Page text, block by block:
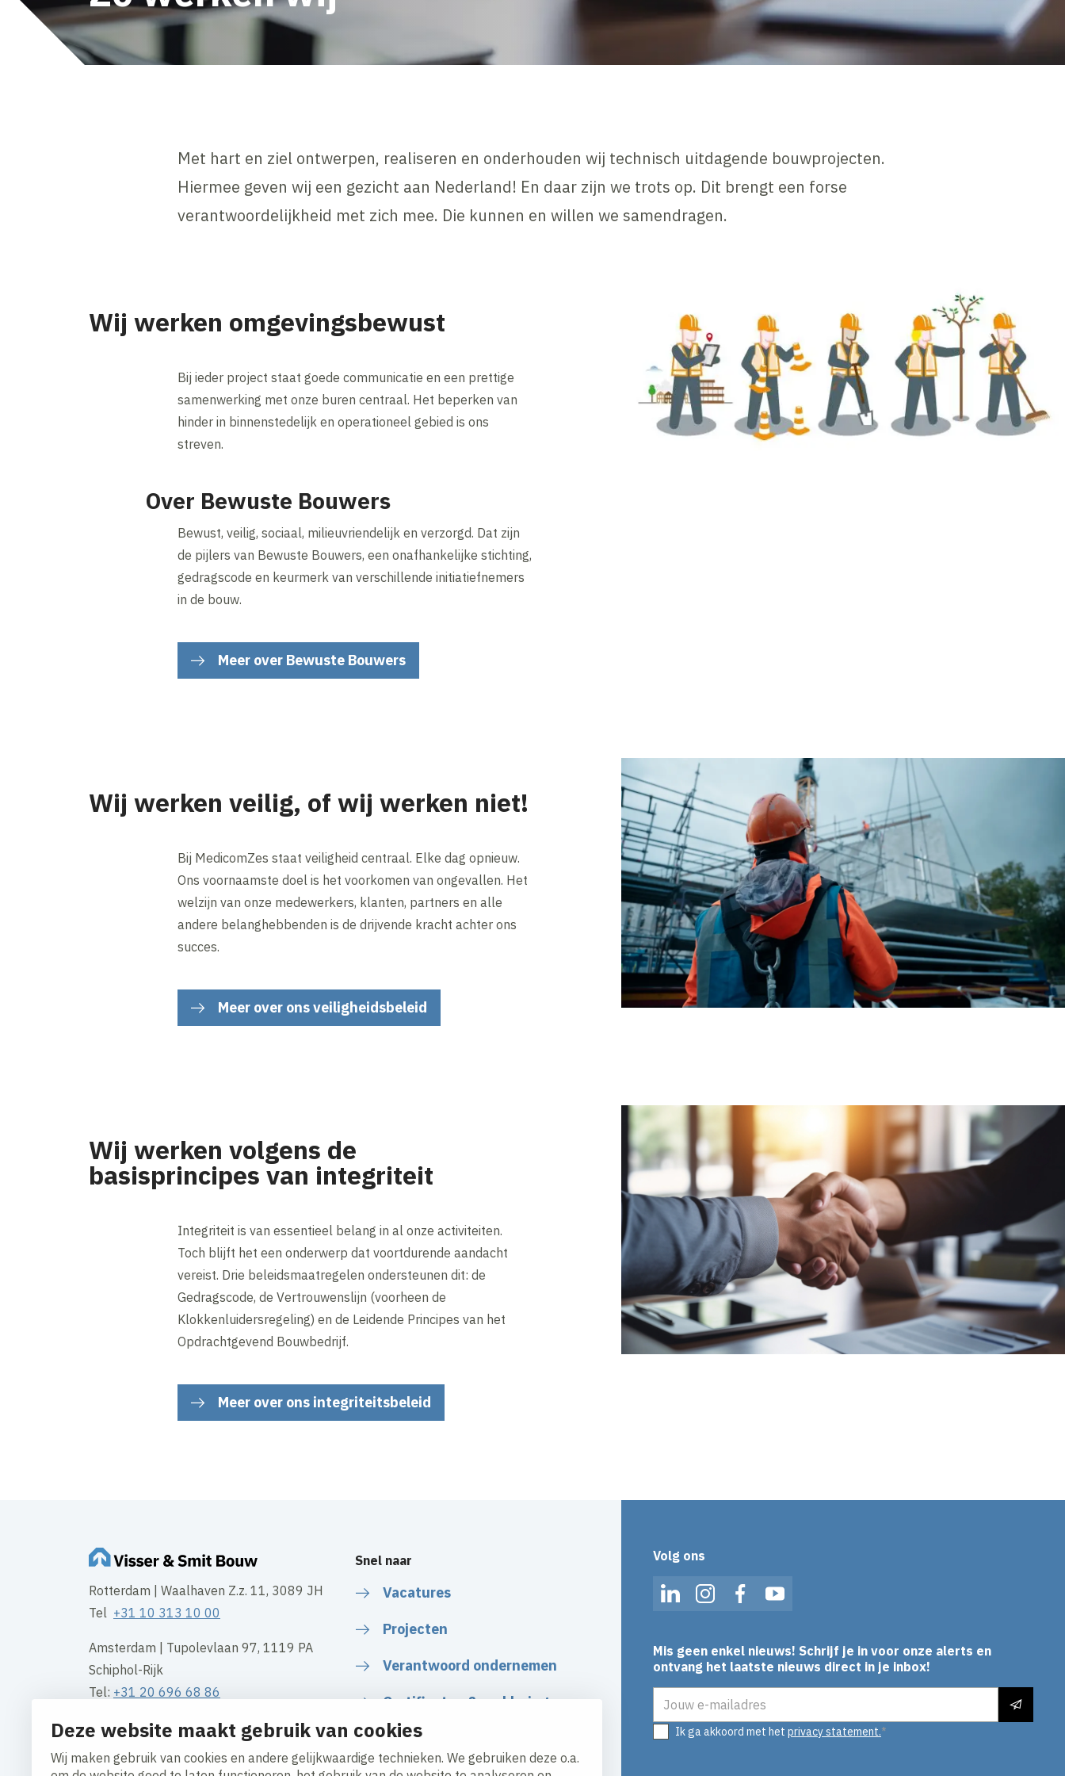
Deze website maakt gebruik van cookies
Wij maken gebruik van cookies en andere gelijkwaardige technieken. We gebruiken deze o.a.
Met hart en ziel ontwerpen, realiseren en onderhouden wij technisch uitdagende bouwprojecten.
Hiermee geven wij een gezicht aan Nederland! En daar zijn we trots op. Dit brengt een forse
verantwoordelijkheid met zich mee. Die kunnen en willen we samendragen.
Wij werken omgevingsbewust
Bij ieder project staat goede communicatie en een prettige
samenwerking met onze buren centraal. Het beperken van
hinder in binnenstedelijk en operationeel gebied is ons
streven.
Over Bewuste Bouwers
Bewust, veilig, sociaal, milieuvriendelijk en verzorgd. Dat zijn
de pijlers van Bewuste Bouwers, een onafhankelijke stichting,
gedragscode en keurmerk van verschillende initiatiefnemers
in de bouw.
Meer over Bewuste Bouwers
Wij werken veilig, of wij werken niet!
Bij MedicomZes staat veiligheid centraal. Elke dag opnieuw.
Ons voornaamste doel is het voorkomen van ongevallen. Het
welzijn van onze medewerkers, klanten, partners en alle
andere belanghebbenden is de drijvende kracht achter ons
succes.
Meer over ons veiligheidsbeleid
Wij werken volgens de
basisprincipes van integriteit
Integriteit is van essentieel belang in al onze activiteiten.
Toch blijft het een onderwerp dat voortdurende aandacht
vereist. Drie beleidsmaatregelen ondersteunen dit: de
Gedragscode, de Vertrouwenslijn (voorheen de
Klokkenluidersregeling) en de Leidende Principes van het
Opdrachtgevend Bouwbedrijf.
Meer over ons integriteitsbeleid
Rotterdam | Waalhaven Z.z. 11, 3089 JH
Tel +31 10 313 10 00
Amsterdam | Tupolevlaan 97, 1119 PA
Schiphol-Rijk
Tel: +31 20 696 68 86
Groningen | Gotenburgweg 50, 9723 TM
Tel:
+31 50 549 54 95
Snel naar
Vacatures
Projecten
Verantwoord ondernemen
Certificaten & verklaringen
Algemene Voorwaarden
Volg ons
LinkedInInstagramFacebookYouTube
Mis geen enkel nieuws! Schrijf je in voor onze alerts en
ontvang het laatste nieuws direct in je inbox!
Ik ga akkoord met het privacy statement.